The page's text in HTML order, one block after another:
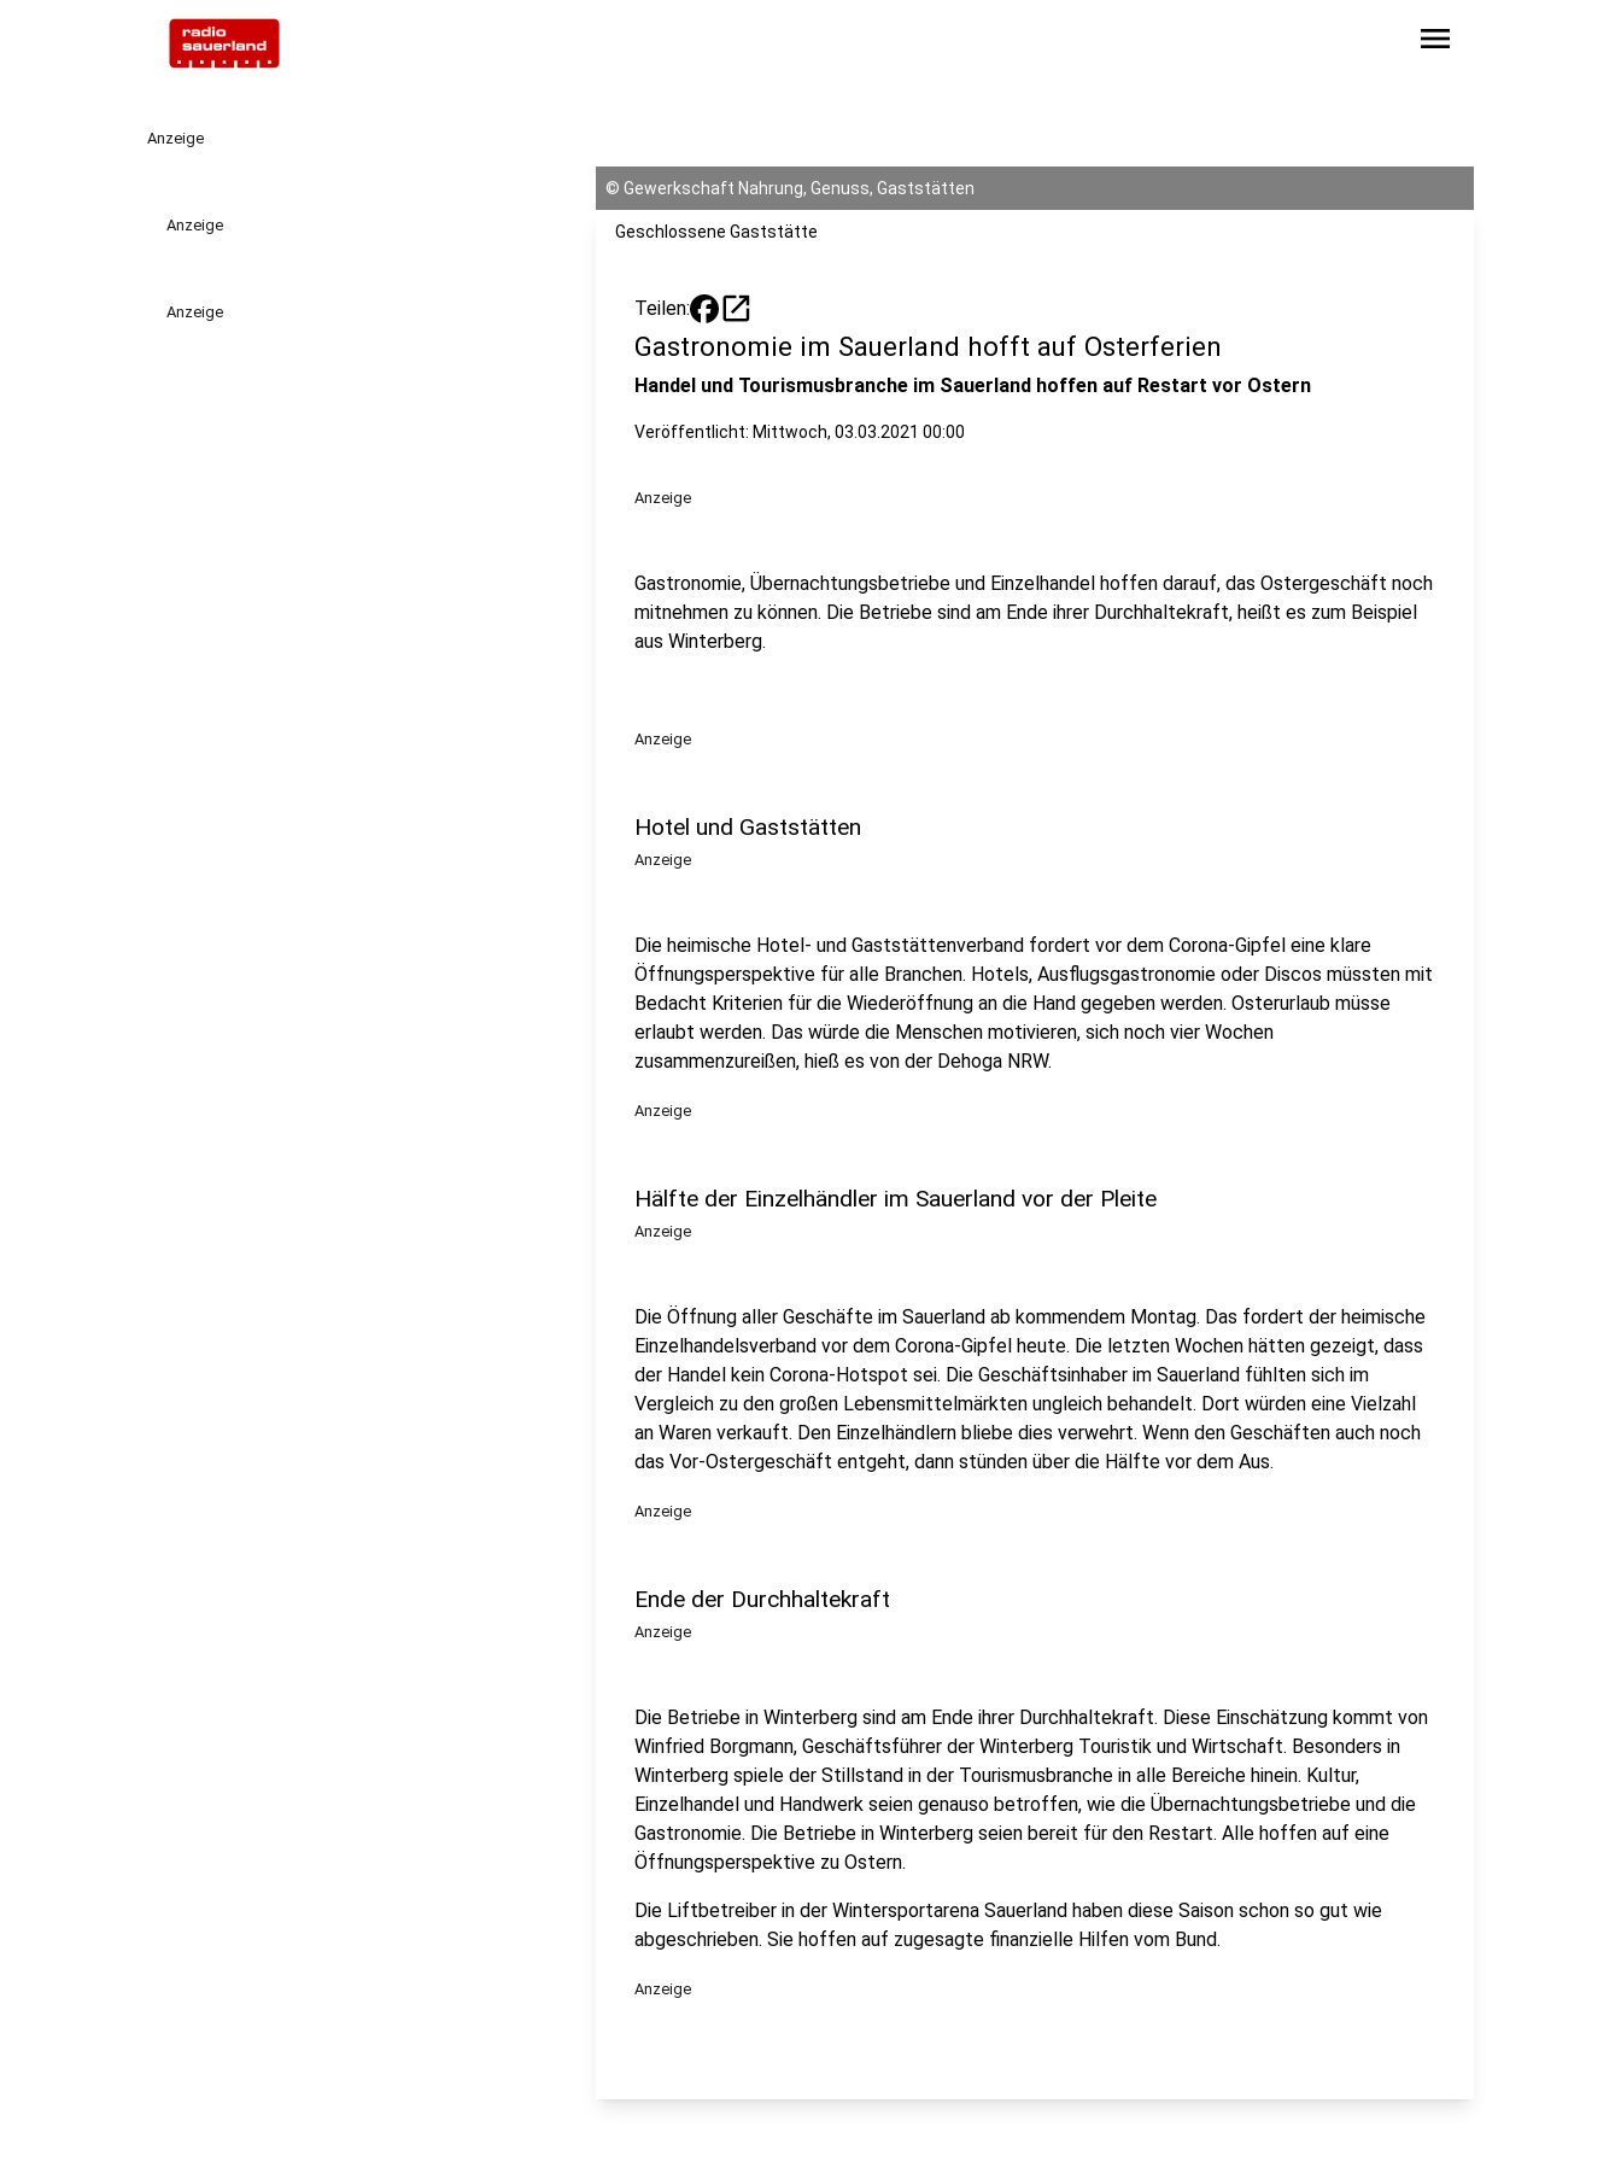
menu
Anzeige
Anzeige
Anzeige
© Gewerkschaft Nahrung, Genuss, Gaststätten
Geschlossene Gaststätte
Teilen: open_in_new
Gastronomie im Sauerland hofft auf Osterferien
Handel und Tourismusbranche im Sauerland hoffen auf Restart vor Ostern
Veröffentlicht: Mittwoch, 03.03.2021 00:00
Anzeige
Gastronomie, Übernachtungsbetriebe und Einzelhandel hoffen darauf, das Ostergeschäft noch
mitnehmen zu können. Die Betriebe sind am Ende ihrer Durchhaltekraft, heißt es zum Beispiel
aus Winterberg.
Anzeige
Hotel und Gaststätten
Anzeige
Die heimische Hotel- und Gaststättenverband fordert vor dem Corona-Gipfel eine klare
Öffnungsperspektive für alle Branchen. Hotels, Ausflugsgastronomie oder Discos müssten mit
Bedacht Kriterien für die Wiederöffnung an die Hand gegeben werden. Osterurlaub müsse
erlaubt werden. Das würde die Menschen motivieren, sich noch vier Wochen
zusammenzureißen, hieß es von der Dehoga NRW.
Anzeige
Hälfte der Einzelhändler im Sauerland vor der Pleite
Anzeige
Die Öffnung aller Geschäfte im Sauerland ab kommendem Montag. Das fordert der heimische
Einzelhandelsverband vor dem Corona-Gipfel heute. Die letzten Wochen hätten gezeigt, dass
der Handel kein Corona-Hotspot sei. Die Geschäftsinhaber im Sauerland fühlten sich im
Vergleich zu den großen Lebensmittelmärkten ungleich behandelt. Dort würden eine Vielzahl
an Waren verkauft. Den Einzelhändlern bliebe dies verwehrt. Wenn den Geschäften auch noch
das Vor-Ostergeschäft entgeht, dann stünden über die Hälfte vor dem Aus.
Anzeige
Ende der Durchhaltekraft
Anzeige
Die Betriebe in Winterberg sind am Ende ihrer Durchhaltekraft. Diese Einschätzung kommt von
Winfried Borgmann, Geschäftsführer der Winterberg Touristik und Wirtschaft. Besonders in
Winterberg spiele der Stillstand in der Tourismusbranche in alle Bereiche hinein. Kultur,
Einzelhandel und Handwerk seien genauso betroffen, wie die Übernachtungsbetriebe und die
Gastronomie. Die Betriebe in Winterberg seien bereit für den Restart. Alle hoffen auf eine
Öffnungsperspektive zu Ostern.
Die Liftbetreiber in der Wintersportarena Sauerland haben diese Saison schon so gut wie
abgeschrieben. Sie hoffen auf zugesagte finanzielle Hilfen vom Bund.
Anzeige